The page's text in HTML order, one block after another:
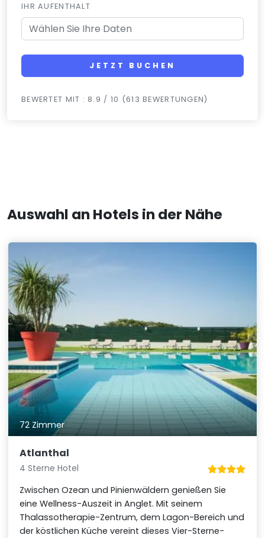
IHR AUFENTHALT
JETZT BUCHEN
BEWERTET MIT : 8.9 / 10 (613 BEWERTUNGEN)
Auswahl an Hotels in der Nähe
72 Zimmer
Atlanthal
4 Sterne Hotel
Zwischen Ozean und Pinienwäldern genießen Sie
eine Wellness-Auszeit in Anglet. Mit seinem
Thalassotherapie-Zentrum, dem Lagon-Bereich und
der köstlichen Küche vereint dieses Vier-Sterne-